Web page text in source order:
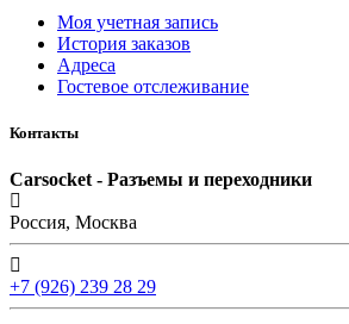
Моя учетная запись
История заказов
Адреса
Гостевое отслеживание
Контакты
Carsocket - Разъемы и переходники
Россия, Москва
+7 (926) 239 28 29